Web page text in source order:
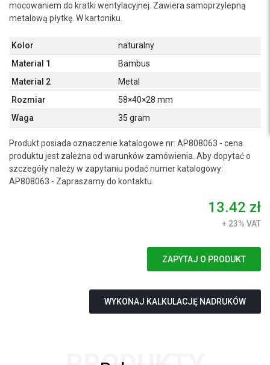
mocowaniem do kratki wentylacyjnej. Zawiera samoprzylepną
metalową płytkę. W kartoniku.
Kolor
naturalny
Material 1
Bambus
Material 2
Metal
Rozmiar
58×40×28 mm
Waga
35 gram
Produkt posiada oznaczenie katalogowe nr: AP808063 - cena
produktu jest zależna od warunków zamówienia. Aby dopytać o
szczegóły należy w zapytaniu podać numer katalogowy:
AP808063 - Zapraszamy do kontaktu.
13.42 zł
+ 23% VAT
ZAPYTAJ O PRODUKT
WYKONAJ KALKULACJĘ NADRUKÓW